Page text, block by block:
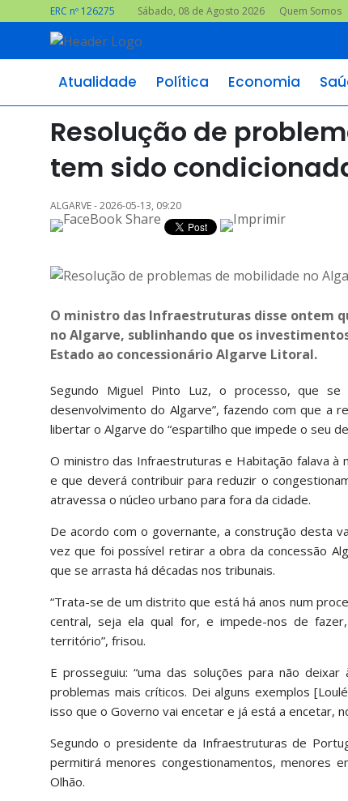
ERC nº 126275 Sábado, 08 de Agosto 2026 Quem Somos
Atualidade Política Economia
Resolução de
tem sido
ALGARVE - 2026-05-13, 09:20
O ministro das Infraestruturas disse ontem
no Algarve, sublinhando que os
Estado ao concessionário Algarve Litoral.
Segundo Miguel Pinto Luz, o processo, que
desenvolvimento do Algarve”, fazendo com que a
libertar o Algarve do “espartilho que impede o seu
O ministro das Infraestruturas e Habitação falava à
e que deverá contribuir para reduzir o
atravessa o núcleo urbano para fora da cidade.
De acordo com o governante, a construção desta
vez que foi possível retirar a obra da concessão
que se arrasta há décadas nos tribunais.
“Trata-se de um distrito que está há anos num
central, seja ela qual for, e impede-nos de
território”, frisou.
E prosseguiu: “uma das soluções para não
problemas mais críticos. Dei alguns exemplos
isso que o Governo vai encetar e já está a encetar,
Segundo o presidente da Infraestruturas de
permitirá menores congestionamentos, menores
Olhão.